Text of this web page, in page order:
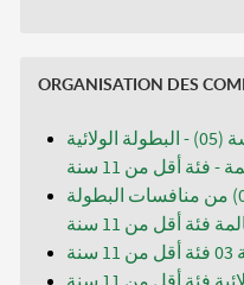
ORGANISATION DES
مباريات الجولة الخامسة (05) - البطولة الولائية
فئة أقل من 11 سنة
مباريات الجولة الرابعة (04) من منافسات البطولة
فئة أقل من 11 سنة